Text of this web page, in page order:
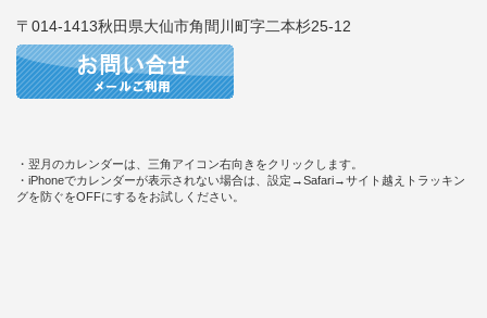
〒014-1413秋田県大仙市角間川町字二本杉25-12
・翌月のカレンダーは、三角アイコン右向きをクリックします。
・iPhoneでカレンダーが表示されない場合は、設定→Safari→サイト越えトラッキン
グを防ぐをOFFにするをお試しください。